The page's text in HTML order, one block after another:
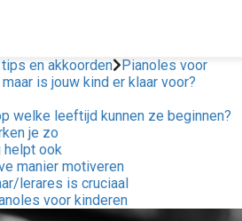
en akkoorden
Pianoles voor
is jouw kind er klaar voor?
welke leeftijd kunnen ze beginnen?
je zo
helpt ook
manier motiveren
lerares is cruciaal
voor kinderen